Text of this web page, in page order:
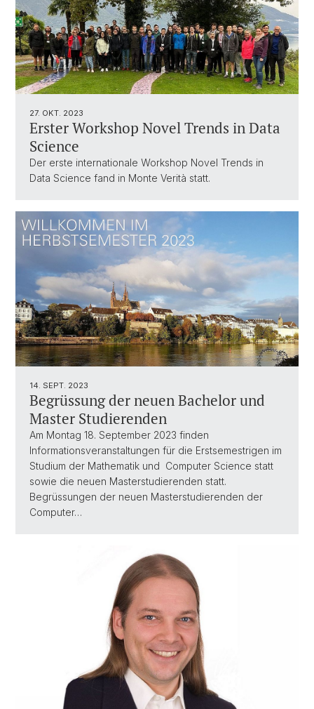
27. OKT. 2023
Erster Workshop Novel Trends in Data
Science
Der erste internationale Workshop Novel Trends in
Data Science fand in Monte Verità statt.
14. SEPT. 2023
Begrüssung der neuen Bachelor und
Master Studierenden
Am Montag 18. September 2023 finden
Informationsveranstaltungen für die Erstsemestrigen im
Studium der Mathematik und Computer Science statt
sowie die neuen Masterstudierenden statt.
Begrüssungen der neuen Masterstudierenden der
Computer…